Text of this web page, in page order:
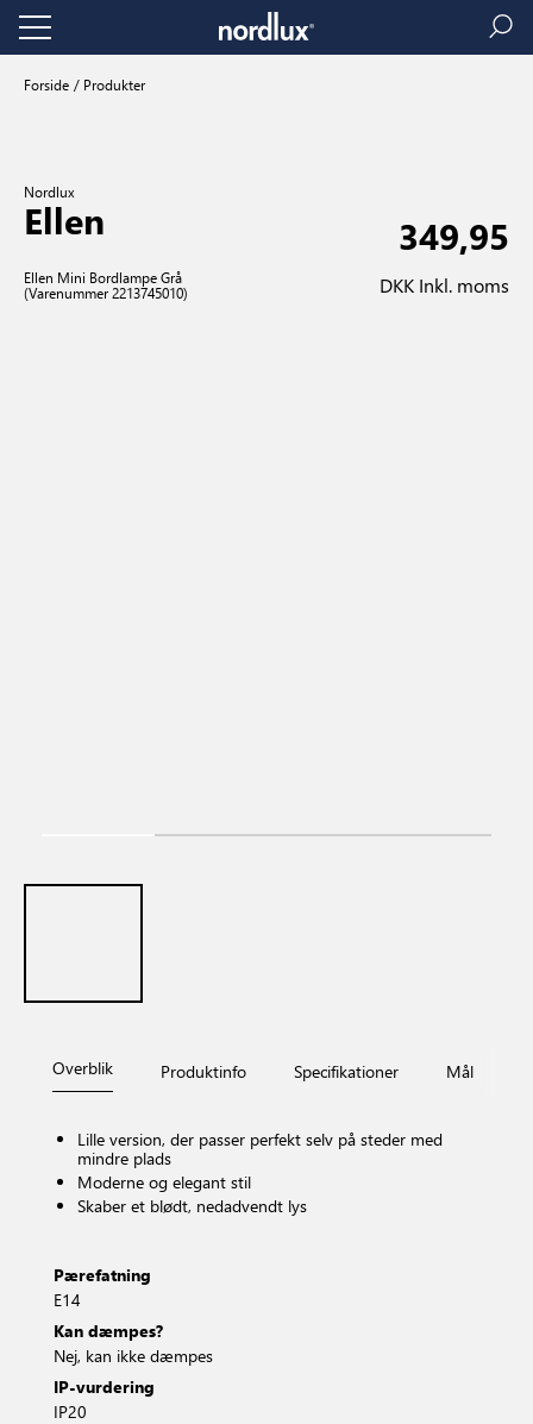
Forside Produkter
Nordlux
Ellen
Ellen Mini Bordlampe Grå
(Varenummer 2213745010)
349,95
DKK Inkl. moms
Overblik Produktinfo Specifikationer Mål
Lille version, der passer perfekt selv på steder med
mindre plads
Moderne og elegant stil
Skaber et blødt, nedadvendt lys
Pærefatning
E14
Kan dæmpes?
Nej, kan ikke dæmpes
IP-vurdering
IP20